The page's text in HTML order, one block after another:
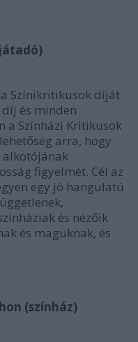
Színikritikusok díját
és minden
a Színházi Kritikusok
arra, hogy
figyelmét. Cél az
egy jó hangulatú
és nézőik
és maguknak, és
(színház)